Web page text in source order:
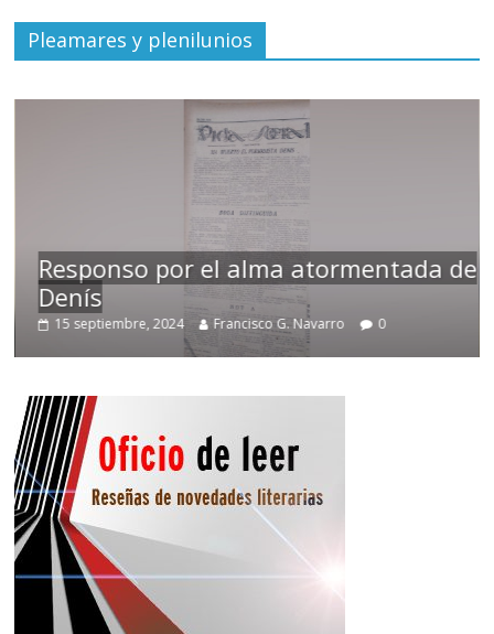
Pleamares y plenilunios
Responso por el alma atormentada de
Denís
15 septiembre, 2024 Francisco G. Navarro 0